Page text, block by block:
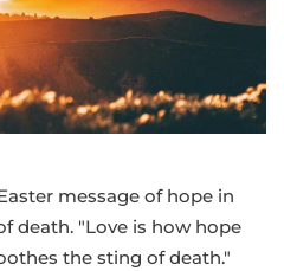
message of hope in
death. "Love is how hope
the sting of death."